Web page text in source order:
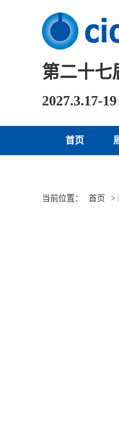
第二十七
2027.3.17-19
首页
当前位置： 首页 >